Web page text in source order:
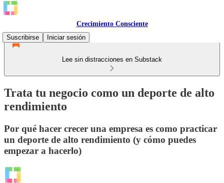
Crecimiento Consciente
Suscribirse
Iniciar sesión
Lee sin distracciones en Substack
Trata tu negocio como un deporte de alto
rendimiento
Por qué hacer crecer una empresa es como practicar
un deporte de alto rendimiento (y cómo puedes
empezar a hacerlo)